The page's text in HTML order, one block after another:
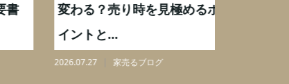
変わる？売り時を見極めるポ
イントと...
2026.07.27 家売るブログ